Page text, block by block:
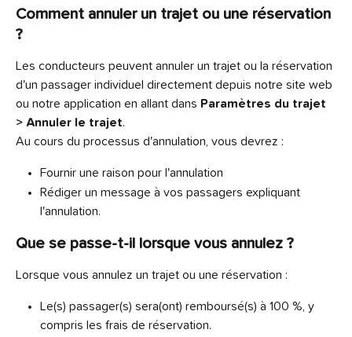
Comment annuler un trajet ou une réservation
?
Les conducteurs peuvent annuler un trajet ou la réservation
d'un passager individuel directement depuis notre site web
ou notre application en allant dans Paramètres du trajet
> Annuler le trajet.
Au cours du processus d'annulation, vous devrez :
Fournir une raison pour l'annulation
Rédiger un message à vos passagers expliquant
l'annulation.
Que se passe-t-il lorsque vous annulez ?
Lorsque vous annulez un trajet ou une réservation :
Le(s) passager(s) sera(ont) remboursé(s) à 100 %, y
compris les frais de réservation.